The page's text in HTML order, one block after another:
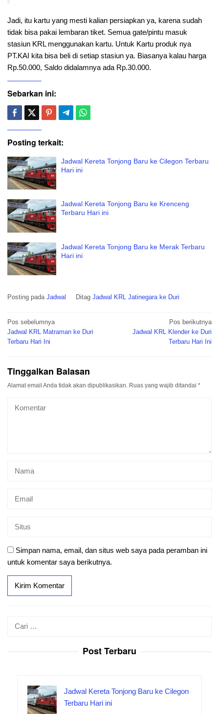
Jadi, itu kartu yang mesti kalian persiapkan ya, karena sudah
tidak bisa pakai lembaran tiket. Semua gate/pintu masuk
stasiun KRL menggunakan kartu. Untuk Kartu produk nya
PT.KAI kita bisa beli di setiap stasiun ya. Biasanya kalau harga
Rp.50.000, Saldo didalamnya ada Rp.30.000.
Sebarkan ini:
Posting terkait:
Jadwal Kereta Tonjong Baru ke Cilegon Terbaru
Hari ini
Jadwal Kereta Tonjong Baru ke Krenceng
Terbaru Hari ini
Jadwal Kereta Tonjong Baru ke Merak Terbaru
Hari ini
Posting pada Jadwal Ditag Jadwal KRL Jatinegara ke Duri
Navigasi
pos
Pos sebelumnya
Jadwal KRL Matraman ke Duri
Terbaru Hari Ini
Pos berikutnya
Jadwal KRL Klender ke Duri
Terbaru Hari Ini
Tinggalkan Balasan
Alamat email Anda tidak akan dipublikasikan. Ruas yang wajib ditandai *
Simpan nama, email, dan situs web saya pada peramban ini
untuk komentar saya berikutnya.
Post Terbaru
Jadwal Kereta Tonjong Baru ke Cilegon
Terbaru Hari ini